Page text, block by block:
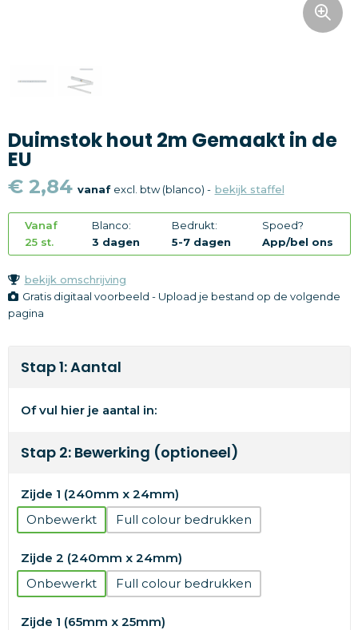
Textiel
Merken
Duimstok hout 2m Gemaakt in de
EU
€ 2,84 vanafexcl. btw (blanco) - bekijk staffel
Vanaf
25 st.
Blanco:
3 dagen
Bedrukt:
5-7 dagen
Spoed?
App/bel ons
bekijk omschrijving
Gratis digitaal voorbeeld - Upload je bestand op de volgende
pagina
Stap 1: Aantal
Of vul hier je aantal in:
Stap 2: Bewerking (optioneel)
Zijde 1 (240mm x 24mm)
Onbewerkt
Full colour
Zijde 2 (240mm x 24mm)
Onbewerkt
Full colour
Zijde 1 (65mm x 25mm)